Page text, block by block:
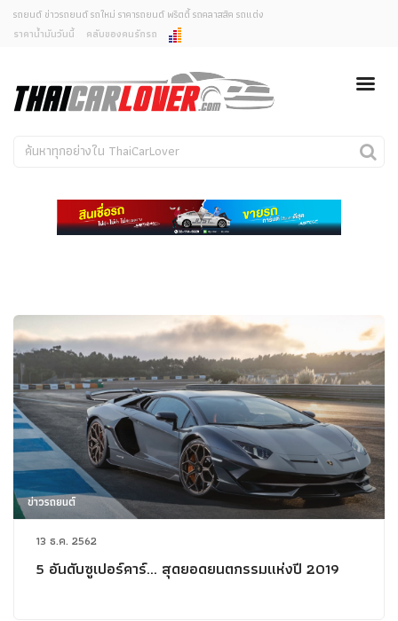
ยกเลิกการแจ้งเตือน
คุณต้องการยกเลิกการแจ้งเตือนข่าวสารเมื่อมีการอัพเดต
ใช่หรือไม่?
ไม่
รถยนต์ ข่าวรถยนต์ รถใหม่ ราคารถยนต์ พริตตี้ รถคลาสสิค รถแต่ง
ราคาน้ำมันวันนี้
คลับของคนรักรถ
รถใหม่
คนรักรถ
งานแสดงรถ
ข่าวรถยนต์
13 ธ.ค. 2562
5 อันดับซูเปอร์คาร์... สุดยอดยนตกรรมแห่งปี 2019